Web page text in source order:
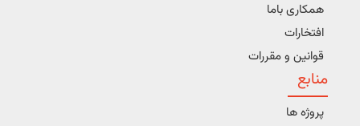
همکاری باما
افتخارات
قوانین و مقررات
منابع
پروژه ها